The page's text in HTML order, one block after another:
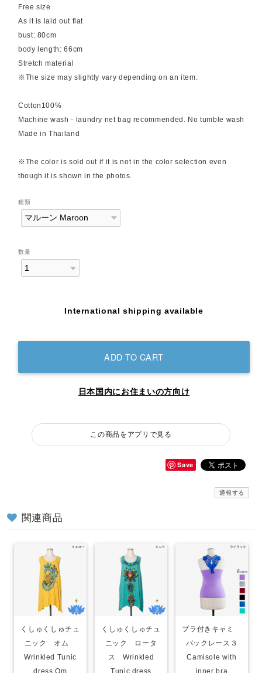
Free size
As it is laid out flat
bust: 80cm
body length: 66cm
Stretch material
※The size may slightly vary depending on an item.
Cotton100%
Machine wash - laundry net bag recommended. No tumble wash
Made in Thailand
※The color is sold out if it is not in the color selection even
though it is shown in the photos.
種類
数量
International shipping available
ADD TO CART
日本国内にお住まいの方向け
この商品をアプリで見る
Save
通報する
関連商品
くしゅくしゅチュ
ニック オム
Wrinkled Tunic
dress Om
くしゅくしゅチュ
ニック ロータ
ス Wrinkled
Tunic dress
ブラ付きキャミ
バックレース３
Camisole with
inner bra